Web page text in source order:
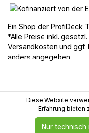
Ein Shop der ProfiDeck
*Alle Preise inkl.
Versandkosten und ggf.
anders angegeben.
Diese Website
Erfahrung bieten
Nur technisch